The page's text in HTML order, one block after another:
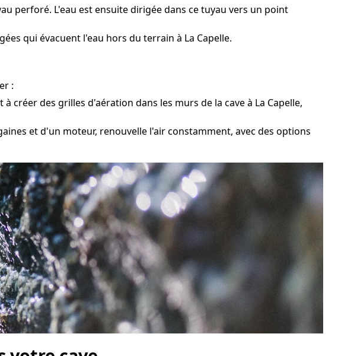
perforé. L'eau est ensuite dirigée dans ce tuyau vers un point
qui évacuent l'eau hors du terrain à La Capelle.
:
créer des grilles d'aération dans les murs de la cave à La Capelle,
et d'un moteur, renouvelle l'air constamment, avec des options